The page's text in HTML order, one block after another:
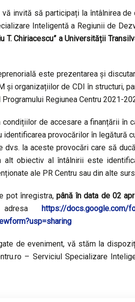
invită să participați la întâlnirea
Inteligentă a Regiunii de
T. Chiriacescu” a Universității
este prezentarea și
și organizațiilor de CDI în structuri,
Programului Regiunea Centru 2021-
de accesare a finanțării în
provocărilor în legătură
dvs. la aceste provocări care să
obiectiv al întâlnirii este
ale PR Centru sau din alte
pot înregistra,până în data de 02
https://docs.google.com/
de eveniment, vă stăm la
– Serviciul Specializare